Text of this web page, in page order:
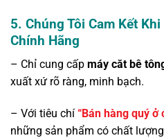
5. Chúng Tôi Cam Kết
Chính Hãng
– Chỉ cung cấp máy căt bê
xuất xứ rõ ràng, minh bạch.
– Với tiêu chí “Bán hàng quý ở
những sản phẩm có chất